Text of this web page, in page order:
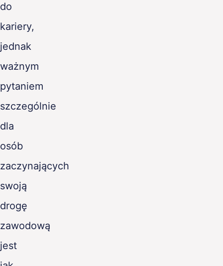
do
kariery,
jednak
ważnym
pytaniem
szczególnie
dla
osób
zaczynających
swoją
drogę
zawodową
jest